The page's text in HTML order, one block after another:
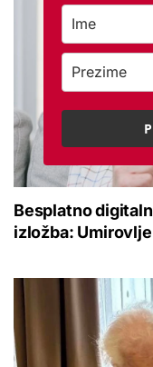
Besplatno
izložba: